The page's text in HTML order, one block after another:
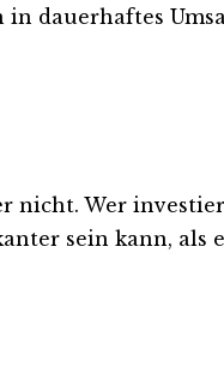
dauerhaftes
nicht. Wer
sein kann, als